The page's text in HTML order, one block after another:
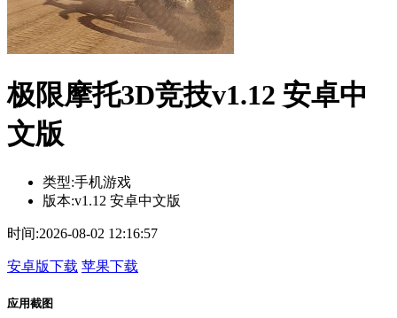
极限摩托3D竞技v1.12 安卓中
文版
类型:手机游戏
版本:v1.12 安卓中文版
时间:2026-08-02 12:16:57
安卓版下载 苹果下载
应用截图